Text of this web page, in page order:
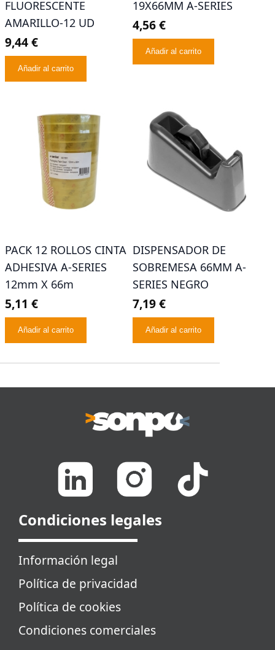
FLUORESCENTE
AMARILLO-12 UD
9,44 €
Añadir al carrito
19X66MM A-SERIES
4,56 €
Añadir al carrito
PACK 12 ROLLOS CINTA
ADHESIVA A-SERIES
12mm X 66m
5,11 €
Añadir al carrito
DISPENSADOR DE
SOBREMESA 66MM A-
SERIES NEGRO
7,19 €
Añadir al carrito
Condiciones legales
Información legal
Política de privacidad
Política de cookies
Condiciones comerciales